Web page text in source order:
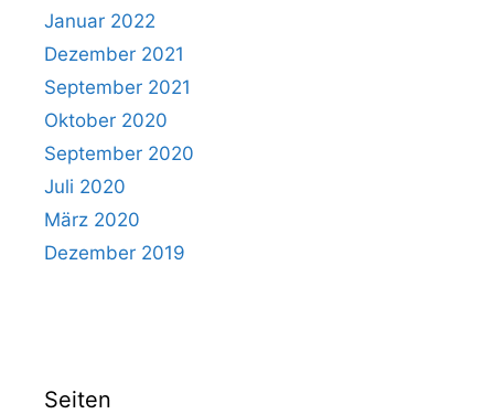
Januar 2022
Dezember 2021
September 2021
Oktober 2020
September 2020
Juli 2020
März 2020
Dezember 2019
Seiten